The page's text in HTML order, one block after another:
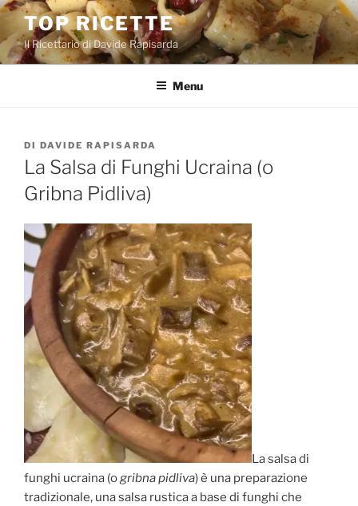
Salta
contenuto
TOP RICETTE
Il Ricettario di Davide Rapisarda
Menu
PUBBLICATO
IL
DI DAVIDE RAPISARDA
La Salsa di Funghi Ucraina (o
Gribna Pidliva)
La salsa di
funghi ucraina (ogribna pidliva) è una preparazione
tradizionale, una salsa rustica a base di funghi che